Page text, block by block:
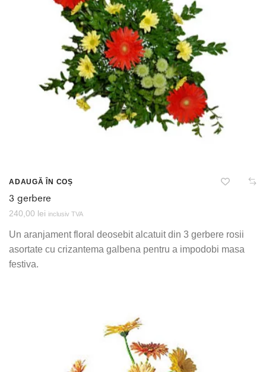
ADAUGĂ ÎN COȘ
3 gerbere
240,00 lei inclusiv TVA
Un aranjament floral deosebit alcatuit din 3 gerbere rosii
asortate cu crizantema galbena pentru a impodobi masa
festiva.